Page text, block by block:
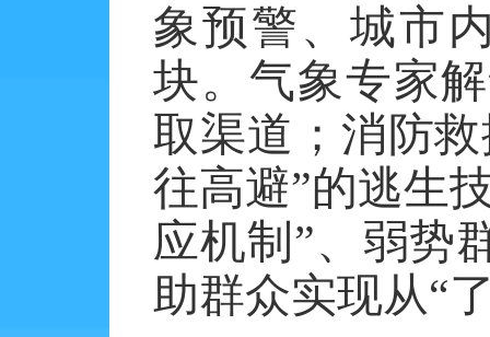
象预警、城市
块。气象专家
取渠道；消防
往高避”的逃生
应机制”、弱势
助群众实现从“